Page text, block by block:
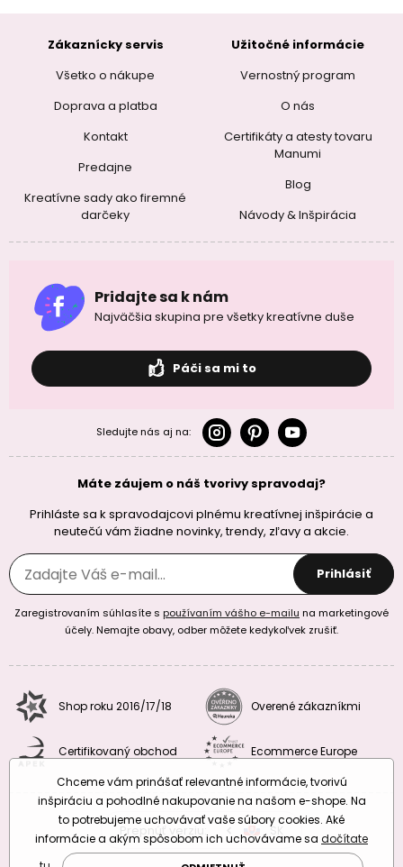
Zákaznícky servis
Všetko o nákupe
Doprava a platba
Kontakt
Predajne
Kreatívne sady ako firemné
darčeky
Užitočné informácie
Vernostný program
O nás
Certifikáty a atesty tovaru
Manumi
Blog
Návody & Inšpirácia
Pridajte sa k nám
Najväčšia skupina pre všetky kreatívne duše
Páči sa mi to
Sledujte nás aj na:
Máte záujem o náš tvorivy spravodaj?
Prihláste sa k spravodajcovi plnému kreatívnej inšpirácie a
neutečú vám žiadne novinky, trendy, zľavy a akcie.
Prihlásiť
Zaregistrovaním súhlasíte s používaním vášho e-mailu na marketingové
účely. Nemajte obavy, odber môžete kedykoľvek zrušiť.
Shop roku 2016/17/18 Overené zákazníkmi
Certifikovaný obchod Ecommerce Europe
Prepnúť verziu: CZSK
Chceme vám prinášať relevantné informácie, tvorivú
inšpiráciu a pohodlné nakupovanie na našom e-shope. Na
to potrebujeme uchovávať vaše súbory cookies. Aké
informácie a akým spôsobom ich uchovávame sa dočítate